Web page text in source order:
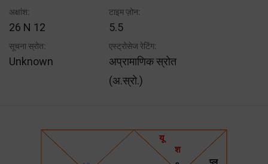
अक्षांश:
26 N 12
टाइम ज़ोन:
5.5
सूचना स्रोत:
Unknown
एस्ट्रोसेज रेटिंग:
अप्रामाणिक स्रोत
(अ.स्रो.)